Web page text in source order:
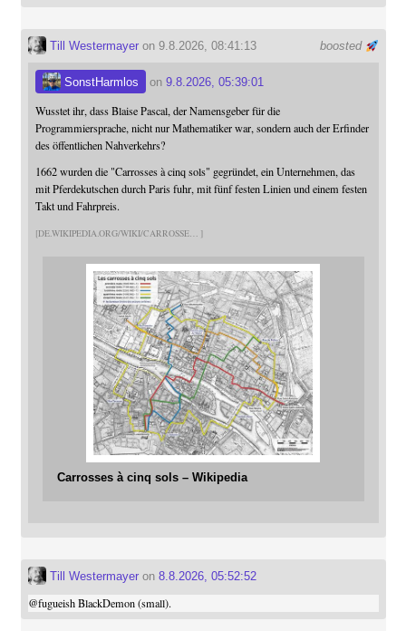
boosted
Till Westermayeron 9.8.2026, 08:41:13
SonstHarmlos on 9.8.2026, 05:39:01
Wusstet ihr, dass Blaise Pascal, der Namensgeber für die
Programmiersprache, nicht nur Mathematiker war, sondern auch der Erfinder
des öffentlichen Nahverkehrs?
1662 wurden die "Carrosses à cinq sols" gegründet, ein Unternehmen, das
mit Pferdekutschen durch Paris fuhr, mit fünf festen Linien und einem festen
Takt und Fahrpreis.
DE.WIKIPEDIA.ORG/WIKI/CARROSSE
Carrosses à cinq sols – Wikipedia
Till Westermayeron 8.8.2026, 05:52:52
@fugueishBlackDemon (small).